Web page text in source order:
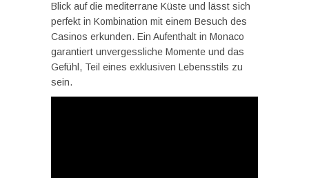
Blick auf die mediterrane Küste und lässt sich
perfekt in Kombination mit einem Besuch des
Casinos erkunden. Ein Aufenthalt in Monaco
garantiert unvergessliche Momente und das
Gefühl, Teil eines exklusiven Lebensstils zu
sein.